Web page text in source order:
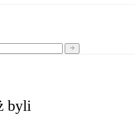
byli